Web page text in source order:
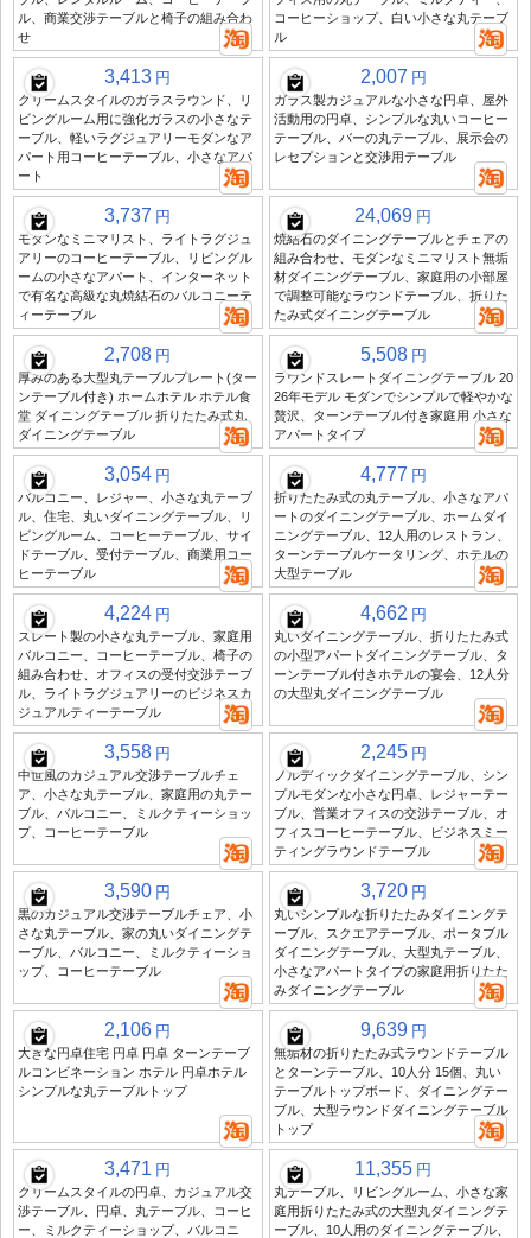
ル、商業交渉テーブルと椅子の組み合わ
せ
コーヒーショップ、白い小さな丸テーブ
ル
3,413 円
クリームスタイルのガラスラウンド、リ
ビングルーム用に強化ガラスの小さなテ
ーブル、軽いラグジュアリーモダンなア
パート用コーヒーテーブル、小さなアパ
ート
2,007 円
ガラス製カジュアルな小さな円卓、屋外
活動用の円卓、シンプルな丸いコーヒー
テーブル、バーの丸テーブル、展示会の
レセプションと交渉用テーブル
3,737 円
モダンなミニマリスト、ライトラグジュ
アリーのコーヒーテーブル、リビングル
ームの小さなアパート、インターネット
で有名な高級な丸焼結石のバルコニーテ
ィーテーブル
24,069 円
焼結石のダイニングテーブルとチェアの
組み合わせ、モダンなミニマリスト無垢
材ダイニングテーブル、家庭用の小部屋
で調整可能なラウンドテーブル、折りた
たみ式ダイニングテーブル
2,708 円
厚みのある大型丸テーブルプレート(ター
ンテーブル付き) ホームホテル ホテル食
堂 ダイニングテーブル 折りたたみ式丸
ダイニングテーブル
5,508 円
ラウンドスレートダイニングテーブル 20
26年モデル モダンでシンプルで軽やかな
贅沢、ターンテーブル付き家庭用 小さな
アパートタイプ
3,054 円
バルコニー、レジャー、小さな丸テーブ
ル、住宅、丸いダイニングテーブル、リ
ビングルーム、コーヒーテーブル、サイ
ドテーブル、受付テーブル、商業用コー
ヒーテーブル
4,777 円
折りたたみ式の丸テーブル、小さなアパ
ートのダイニングテーブル、ホームダイ
ニングテーブル、12人用のレストラン、
ターンテーブルケータリング、ホテルの
大型テーブル
4,224 円
スレート製の小さな丸テーブル、家庭用
バルコニー、コーヒーテーブル、椅子の
組み合わせ、オフィスの受付交渉テーブ
ル、ライトラグジュアリーのビジネスカ
ジュアルティーテーブル
4,662 円
丸いダイニングテーブル、折りたたみ式
の小型アパートダイニングテーブル、タ
ーンテーブル付きホテルの宴会、12人分
の大型丸ダイニングテーブル
3,558 円
中世風のカジュアル交渉テーブルチェ
ア、小さな丸テーブル、家庭用の丸テー
ブル、バルコニー、ミルクティーショッ
プ、コーヒーテーブル
2,245 円
ノルディックダイニングテーブル、シン
プルモダンな小さな円卓、レジャーテー
ブル、営業オフィスの交渉テーブル、オ
フィスコーヒーテーブル、ビジネスミー
ティングラウンドテーブル
3,590 円
黒のカジュアル交渉テーブルチェア、小
さな丸テーブル、家の丸いダイニングテ
ーブル、バルコニー、ミルクティーショ
ップ、コーヒーテーブル
3,720 円
丸いシンプルな折りたたみダイニングテ
ーブル、スクエアテーブル、ポータブル
ダイニングテーブル、大型丸テーブル、
小さなアパートタイプの家庭用折りたた
みダイニングテーブル
2,106 円
大きな円卓住宅 円卓 円卓 ターンテーブ
ルコンビネーション ホテル 円卓ホテル
シンプルな丸テーブルトップ
9,639 円
無垢材の折りたたみ式ラウンドテーブル
とターンテーブル、10人分 15個、丸い
テーブルトップボード、ダイニングテー
ブル、大型ラウンドダイニングテーブル
トップ
3,471 円
クリームスタイルの円卓、カジュアル交
渉テーブル、円卓、丸テーブル、コーヒ
ー、ミルクティーショップ、バルコニ
11,355 円
丸テーブル、リビングルーム、小さな家
庭用折りたたみ式の大型丸ダイニングテ
ーブル、10人用のダイニングテーブル、